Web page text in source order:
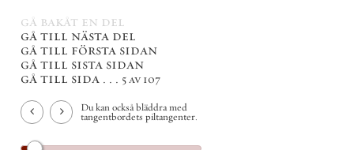
gå bakåt en del
gå till nästa del
gå till första sidan
gå till sista sidan
gå till sida . . . 5 av 107
Du kan också bläddra med
tangentbordets piltangenter.